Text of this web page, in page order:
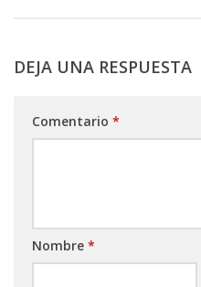
DEJA UNA RESPUESTA
Comentario *
Nombre *